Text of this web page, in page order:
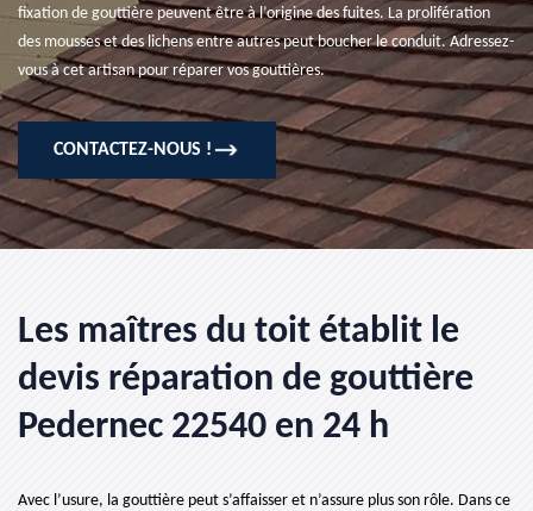
fixation de gouttière peuvent être à l’origine des fuites. La prolifération
des mousses et des lichens entre autres peut boucher le conduit. Adressez-
vous à cet artisan pour réparer vos gouttières.
CONTACTEZ-NOUS !
Les maîtres du toit établit le
devis réparation de gouttière
Pedernec 22540 en 24 h
Avec l’usure, la gouttière peut s’affaisser et n’assure plus son rôle. Dans ce